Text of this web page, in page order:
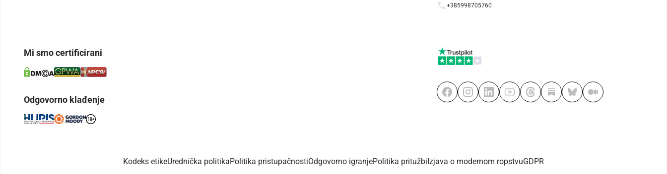
+385998705760
Mi smo certificirani
Odgovorno klađenje
Kodeks etikeUrednička politikaPolitika pristupačnostiOdgovorno igranjePolitika pritužbi Izjava o modernom ropstvuGDPR